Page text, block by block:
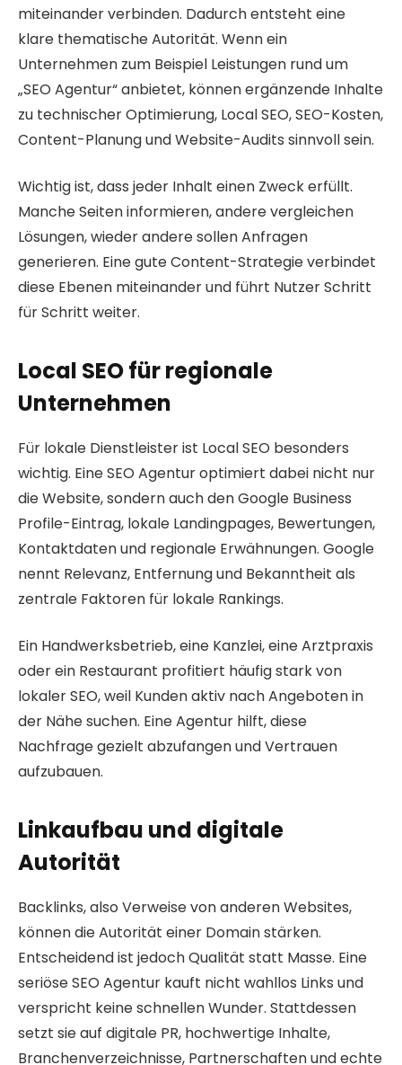
miteinander verbinden. Dadurch entsteht eine
klare thematische Autorität. Wenn ein
Unternehmen zum Beispiel Leistungen rund um
„SEO Agentur“ anbietet, können ergänzende Inhalte
zu technischer Optimierung, Local SEO, SEO-Kosten,
Content-Planung und Website-Audits sinnvoll sein.
Wichtig ist, dass jeder Inhalt einen Zweck erfüllt.
Manche Seiten informieren, andere vergleichen
Lösungen, wieder andere sollen Anfragen
generieren. Eine gute Content-Strategie verbindet
diese Ebenen miteinander und führt Nutzer Schritt
für Schritt weiter.
Local SEO für regionale
Unternehmen
Für lokale Dienstleister ist Local SEO besonders
wichtig. Eine SEO Agentur optimiert dabei nicht nur
die Website, sondern auch den Google Business
Profile-Eintrag, lokale Landingpages, Bewertungen,
Kontaktdaten und regionale Erwähnungen. Google
nennt Relevanz, Entfernung und Bekanntheit als
zentrale Faktoren für lokale Rankings.
Ein Handwerksbetrieb, eine Kanzlei, eine Arztpraxis
oder ein Restaurant profitiert häufig stark von
lokaler SEO, weil Kunden aktiv nach Angeboten in
der Nähe suchen. Eine Agentur hilft, diese
Nachfrage gezielt abzufangen und Vertrauen
aufzubauen.
Linkaufbau und digitale
Autorität
Backlinks, also Verweise von anderen Websites,
können die Autorität einer Domain stärken.
Entscheidend ist jedoch Qualität statt Masse. Eine
seriöse SEO Agentur kauft nicht wahllos Links und
verspricht keine schnellen Wunder. Stattdessen
setzt sie auf digitale PR, hochwertige Inhalte,
Branchenverzeichnisse, Partnerschaften und echte